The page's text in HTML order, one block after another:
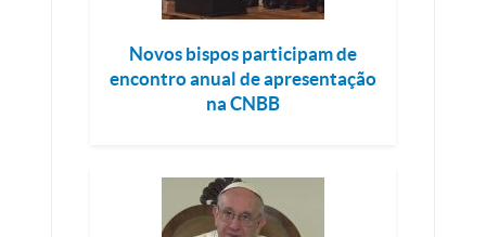
Novos bispos participam de
encontro anual de apresentação
na CNBB